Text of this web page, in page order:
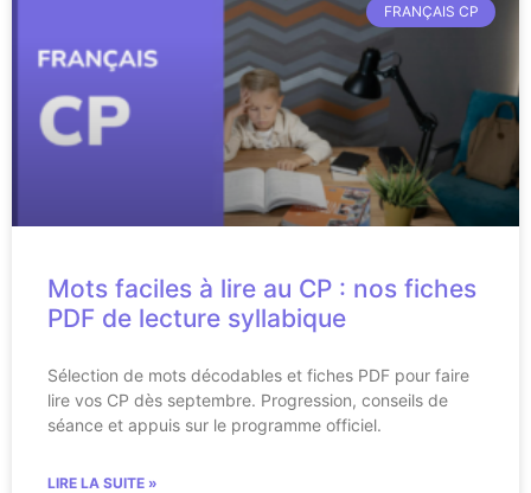
FRANÇAIS CP
Mots faciles à lire au CP : nos fiches
PDF de lecture syllabique
Sélection de mots décodables et fiches PDF pour faire
lire vos CP dès septembre. Progression, conseils de
séance et appuis sur le programme officiel.
LIRE LA SUITE »